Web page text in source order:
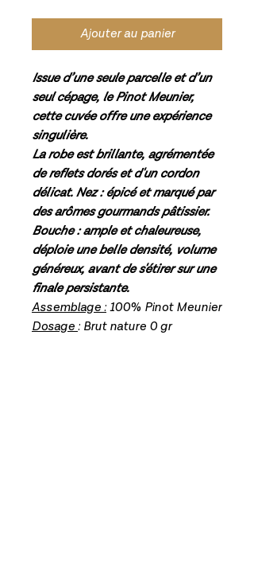
Ajouter au panier
Issue d’une seule parcelle et d’un
seul cépage, le Pinot Meunier,
cette cuvée offre une expérience
singulière.
La robe est brillante, agrémentée
de reflets dorés et d'un cordon
délicat. Nez : épicé et marqué par
des arômes gourmands pâtissier.
Bouche : ample et chaleureuse,
déploie une belle densité, volume
généreux, avant de s'étirer sur une
finale persistante.
Assemblage :100% Pinot Meunier
Dosage: Brut nature 0 gr